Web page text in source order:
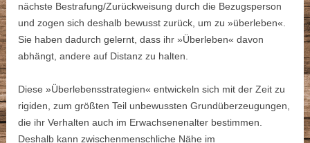
nächste Bestrafung/Zurückweisung durch die Bezugsperson
und zogen sich deshalb bewusst zurück, um zu »überleben«.
Sie haben dadurch gelernt, dass ihr »Überleben« davon
abhängt, andere auf Distanz zu halten.
Diese »Überlebensstrategien« entwickeln sich mit der Zeit zu
rigiden, zum größten Teil unbewussten Grundüberzeugungen,
die ihr Verhalten auch im Erwachsenenalter bestimmen.
Deshalb kann zwischenmenschliche Nähe im